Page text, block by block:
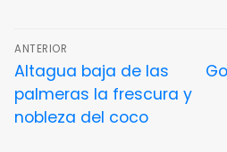
ANTERIOR
Altagua‌ ‌baja‌ ‌de‌ ‌las‌
‌palmeras‌ ‌la‌ ‌frescura‌ ‌y‌
‌nobleza‌ ‌del‌ ‌coco‌